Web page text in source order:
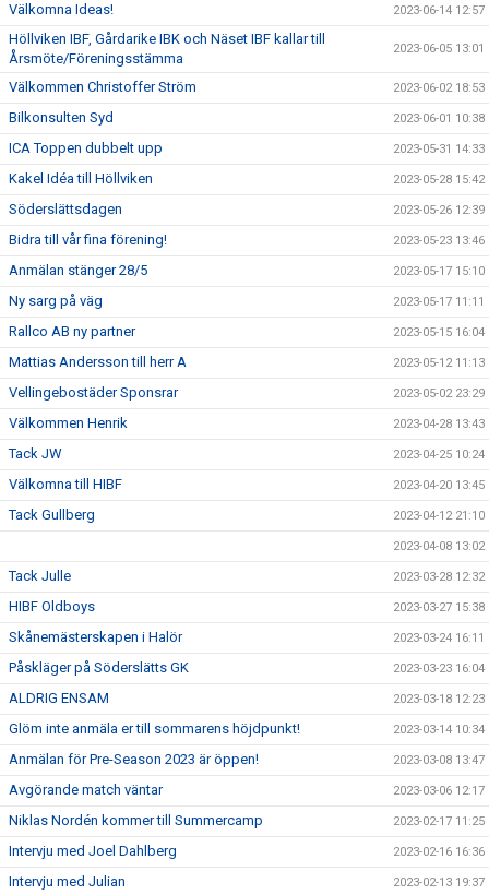
Välkomna Ideas! 2023-06-14 12:57
Höllviken IBF, Gårdarike IBK och Näset IBF kallar till
Årsmöte/Föreningsstämma
2023-06-05 13:01
Välkommen Christoffer Ström 2023-06-02 18:53
Bilkonsulten Syd 2023-06-01 10:38
ICA Toppen dubbelt upp 2023-05-31 14:33
Kakel Idéa till Höllviken 2023-05-28 15:42
Söderslättsdagen 2023-05-26 12:39
Bidra till vår fina förening! 2023-05-23 13:46
Anmälan stänger 28/5 2023-05-17 15:10
Ny sarg på väg 2023-05-17 11:11
Rallco AB ny partner 2023-05-15 16:04
Mattias Andersson till herr A 2023-05-12 11:13
Vellingebostäder Sponsrar 2023-05-02 23:29
Välkommen Henrik 2023-04-28 13:43
Tack JW 2023-04-25 10:24
Välkomna till HIBF 2023-04-20 13:45
Tack Gullberg 2023-04-12 21:10
2023-04-08 13:02
Tack Julle 2023-03-28 12:32
HIBF Oldboys 2023-03-27 15:38
Skånemästerskapen i Halör 2023-03-24 16:11
Påskläger på Söderslätts GK 2023-03-23 16:04
ALDRIG ENSAM 2023-03-18 12:23
Glöm inte anmäla er till sommarens höjdpunkt! 2023-03-14 10:34
Anmälan för Pre-Season 2023 är öppen! 2023-03-08 13:47
Avgörande match väntar 2023-03-06 12:17
Niklas Nordén kommer till Summercamp 2023-02-17 11:25
Intervju med Joel Dahlberg 2023-02-16 16:36
Intervju med Julian 2023-02-13 19:37